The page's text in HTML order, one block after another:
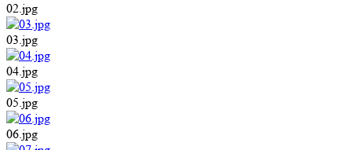
02.jpg
03.jpg
04.jpg
05.jpg
06.jpg